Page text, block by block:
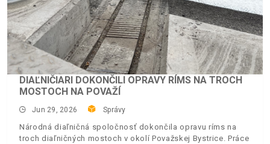
DIAĽNIČIARI DOKONČILI OPRAVY RÍMS NA TROCH
MOSTOCH NA POVAŽÍ
Jun 29, 2026 Správy
Národná diaľničná spoločnosť dokončila opravu ríms na
troch diaľničných mostoch v okolí Považskej Bystrice. Práce